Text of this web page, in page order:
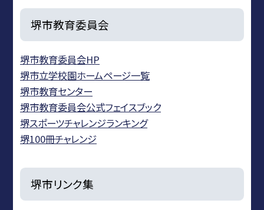
堺市教育委員会
堺市教育委員会HP
堺市立学校園ホームページ一覧
堺市教育センター
堺市教育委員会公式フェイスブック
堺スポーツチャレンジランキング
堺100冊チャレンジ
堺市リンク集